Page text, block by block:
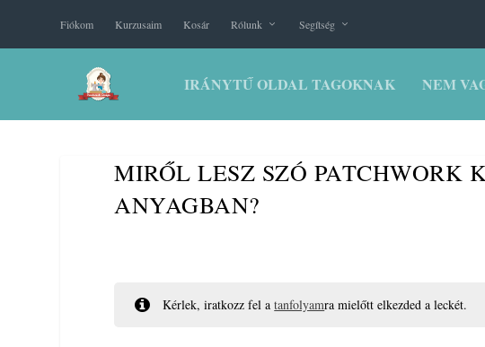
Fiókom Kurzusaim Kosár Rólunk Segítség
IRÁNYTŰ OLDAL TAGOKNAK NEM
MIRŐL LESZ SZÓ PATCHWORK
ANYAGBAN?
Kérlek, iratkozz fel atanfolyamra mielőtt elkezded a leckét.